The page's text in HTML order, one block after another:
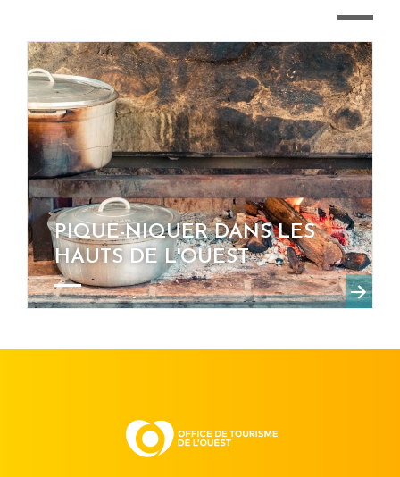
PIQUE-NIQUER DANS LES
HAUTS DE L'OUEST